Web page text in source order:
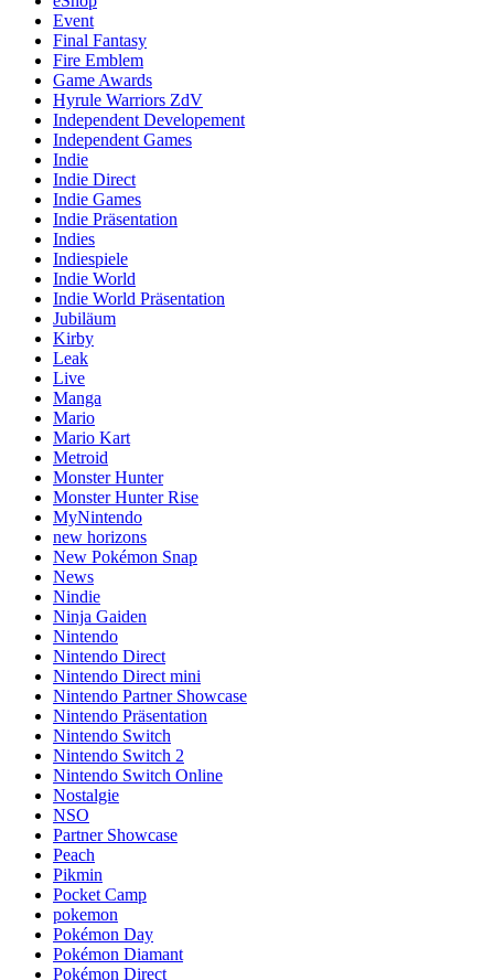
Event
Final Fantasy
Fire Emblem
Game Awards
Hyrule Warriors ZdV
Independent Developement
Independent Games
Indie
Indie Direct
Indie Games
Indie Präsentation
Indies
Indiespiele
Indie World
Indie World Präsentation
Jubiläum
Kirby
Leak
Live
Manga
Mario
Mario Kart
Metroid
Monster Hunter
Monster Hunter Rise
MyNintendo
new horizons
New Pokémon Snap
News
Nindie
Ninja Gaiden
Nintendo
Nintendo Direct
Nintendo Direct mini
Nintendo Partner Showcase
Nintendo Präsentation
Nintendo Switch
Nintendo Switch 2
Nintendo Switch Online
Nostalgie
NSO
Partner Showcase
Peach
Pikmin
Pocket Camp
pokemon
Pokémon Day
Pokémon Diamant
Pokémon Direct